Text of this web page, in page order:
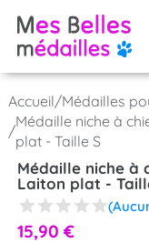
Accueil/Médailles
/
Médaille niche à
plat - Taille S
Médaille niche à
Laiton plat -
15,90 €